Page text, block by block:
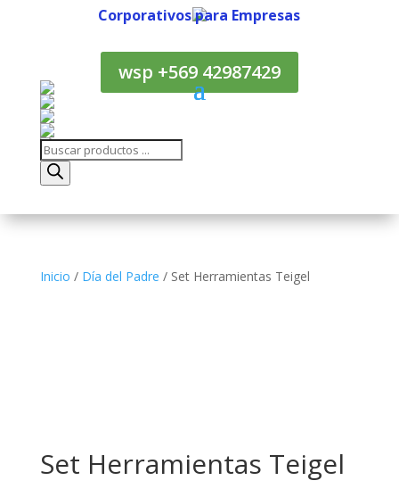
Corporativos para Empresas
wsp +569 42987429
Búsqueda
de
productos
Inicio / Día del Padre / Set Herramientas Teigel
Set Herramientas Teigel